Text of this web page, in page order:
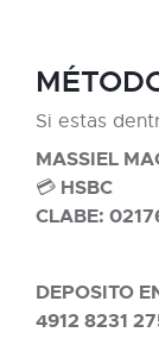
Si estas
MASSIEL
💳 HSBC
CLABE:
DEPOSITO
4912 8231